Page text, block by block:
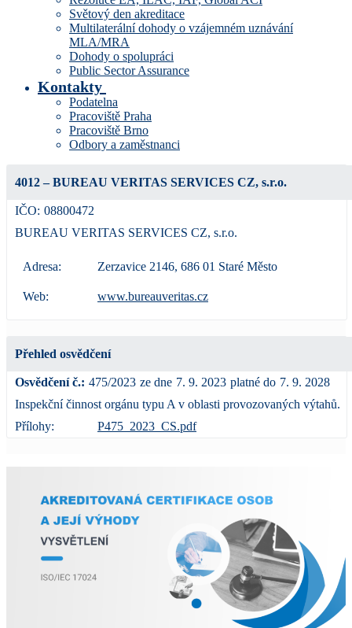
Světový den akreditace
Multilaterální dohody o vzájemném uznávání
MLA/MRA
Dohody o spolupráci
Public Sector Assurance
Kontakty
Podatelna
Pracoviště Praha
Pracoviště Brno
Odbory a zaměstnanci
4012 – BUREAU VERITAS SERVICES CZ, s.r.o.
IČO: 08800472
BUREAU VERITAS SERVICES CZ, s.r.o.
Adresa: Zerzavice 2146, 686 01 Staré Město
Web: www.bureauveritas.cz
Přehled osvědčení
Osvědčení č.: 475/2023 ze dne 7. 9. 2023 platné do 7. 9. 2028
Inspekční činnost orgánu typu A v oblasti provozovaných výtahů.
Přílohy:
P475_2023_CS.pdf